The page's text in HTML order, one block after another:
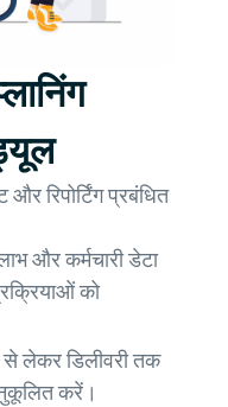
रिपोर्टिंग प्रबंधित
और कर्मचारी डेटा
को
लेकर डिलीवरी तक
करें।